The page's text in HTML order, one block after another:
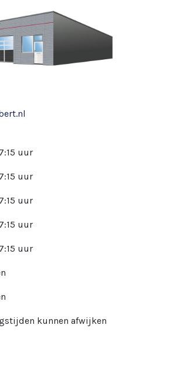
uur
uur
uur
uur
uur
kunnen afwijken